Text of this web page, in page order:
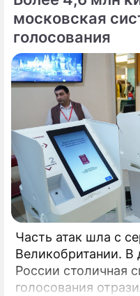
московская
голосования
Часть атак шла с
Великобритании. В
России столичная
голосования